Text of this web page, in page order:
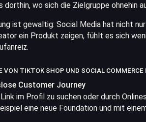
dorthin, wo sich die Zielgruppe ohnehin
ist gewaltig: Social Media hat nicht
ein Produkt zeigen, fühlt es sich
VON TIKTOK SHOP UND SOCIAL COMMERCE
Customer Journey
im Profil zu suchen oder durch
eine neue Foundation und mit